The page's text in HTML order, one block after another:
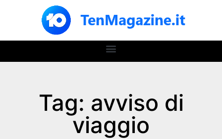
Tag: avviso di
viaggio